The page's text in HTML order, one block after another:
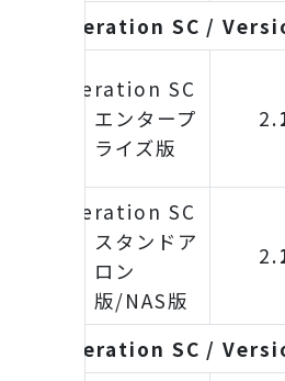
iDoperation SC /
iDoperation SC
エンタープ
ライズ版
iDoperation SC
スタンドア
ロン
版/NAS版
iDoperation SC /